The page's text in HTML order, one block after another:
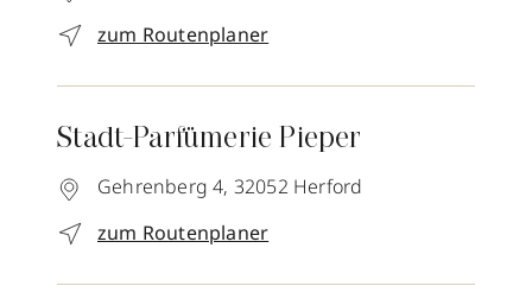
zum Routenplaner
Stadt-Parfümerie Pieper
Gehrenberg 4, 32052 Herford
zum Routenplaner